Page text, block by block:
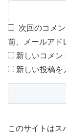
次回のコメ
前、メールアド
新しいコメン
新しい投稿を
このサイトはス